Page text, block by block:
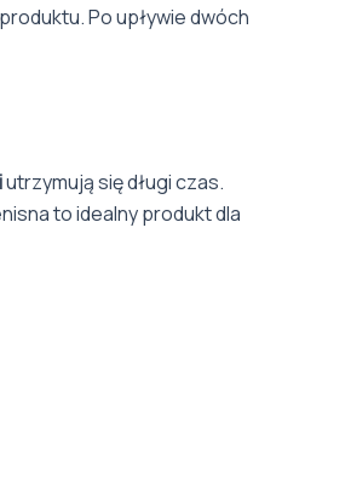
Po upływie dwóch
utrzymują się długi czas.
to idealny produkt dla